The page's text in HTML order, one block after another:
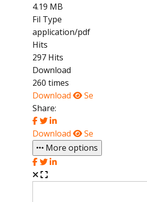
4.19 MB
Fil Type
application/pdf
Hits
297 Hits
Download
260 times
Download
Se
Share:
Download
Se
More options